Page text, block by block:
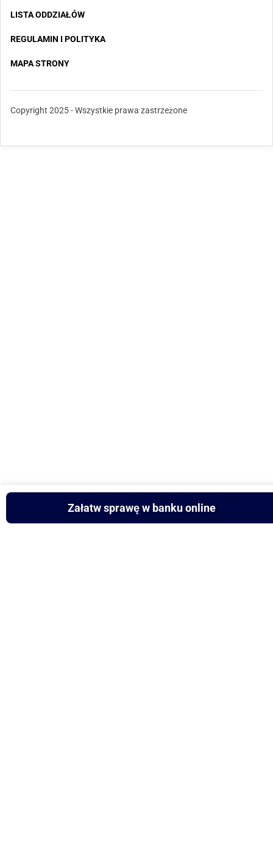
LISTA ODDZIAŁÓW
REGULAMIN I POLITYKA
MAPA STRONY
Copyright 2025 - Wszystkie prawa zastrzeżone
Załatw sprawę w banku online